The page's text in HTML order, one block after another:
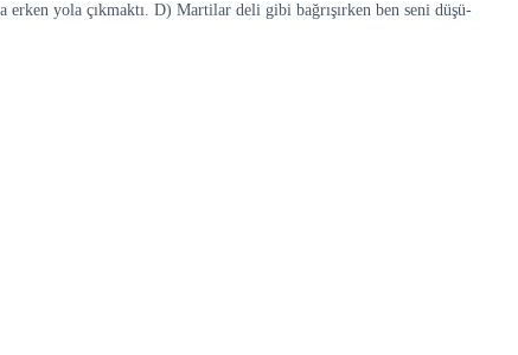
yola çıkmaktı. D) Martilar deli gibi bağrışırken ben seni düşü-